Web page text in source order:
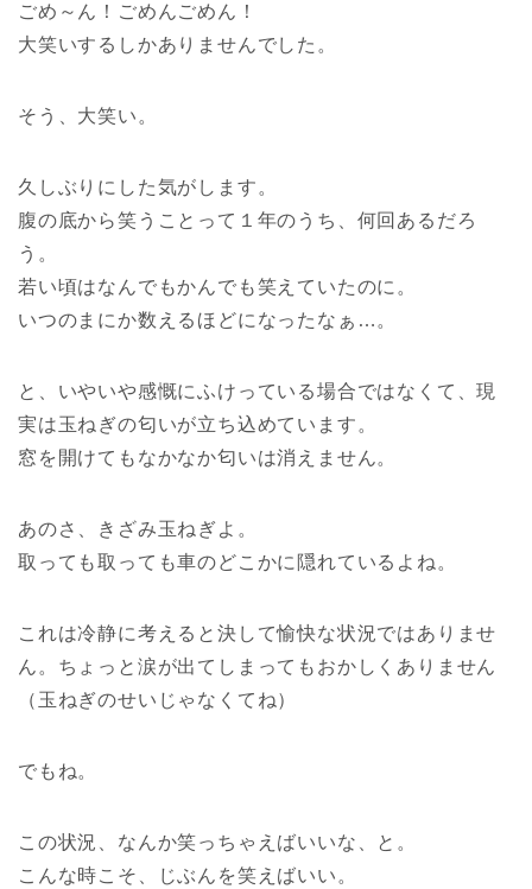
ごめ～ん！ごめんごめん！
大笑いするしかありませんでした。
そう、大笑い。
久しぶりにした気がします。
腹の底から笑うことって１年のうち、何回あるだろ
う。
若い頃はなんでもかんでも笑えていたのに。
いつのまにか数えるほどになったなぁ…。
と、いやいや感慨にふけっている場合ではなくて、現
実は玉ねぎの匂いが立ち込めています。
窓を開けてもなかなか匂いは消えません。
あのさ、きざみ玉ねぎよ。
取っても取っても車のどこかに隠れているよね。
これは冷静に考えると決して愉快な状況ではありませ
ん。ちょっと涙が出てしまってもおかしくありません
（玉ねぎのせいじゃなくてね）
でもね。
この状況、なんか笑っちゃえばいいな、と。
こんな時こそ、じぶんを笑えばいい。